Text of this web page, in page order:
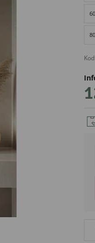
DekoracjeIrys.pl Paweł
726689468
Ul. Leśna 13